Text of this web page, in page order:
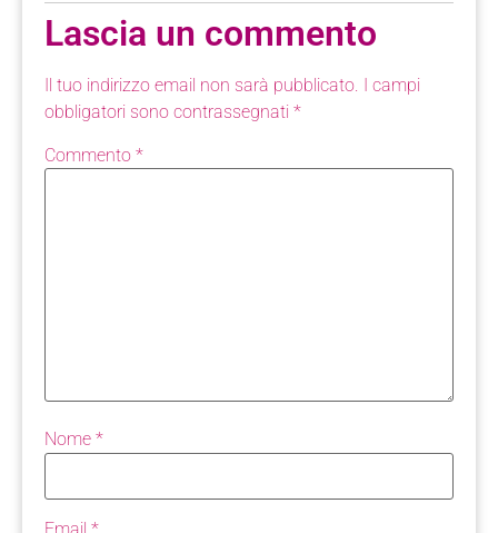
Lascia un commento
Il tuo indirizzo email non sarà pubblicato. I campi
obbligatori sono contrassegnati *
Commento *
Nome *